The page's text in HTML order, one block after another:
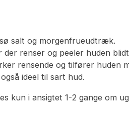
salt og morgenfrueudtræk.
der renser og peeler huden
rensende og tilfører huden
ideel til sart hud.
kun i ansigtet 1-2 gange om